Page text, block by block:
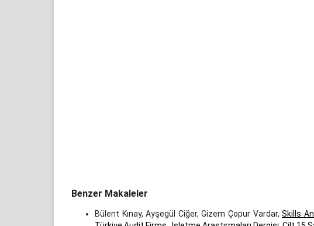
Benzer Makaleler
Bülent Kınay, Ayşegül Ciğer, Gizem Çopur Vardar,Skills